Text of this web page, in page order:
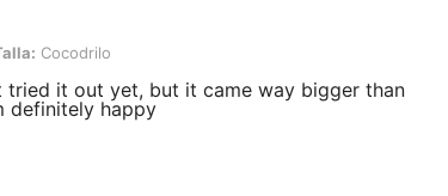
CocodriloCocodrilo
tried it out yet, but it came way bigger than
definitely happy